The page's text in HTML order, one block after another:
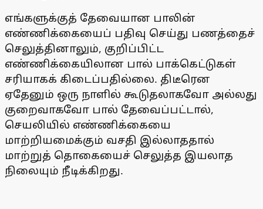
எங்களுக்குத் தேவையான பாலின்
எண்ணிக்கையைப் பதிவு செய்து பணத்தைச்
செலுத்தினாலும், குறிப்பிட்ட
எண்ணிக்கையிலான பால் பாக்கெட்டுகள்
சரியாகக் கிடைப்பதில்லை. திடீரென
ஏதேனும் ஒரு நாளில் கூடுதலாகவோ அல்லது
குறைவாகவோ பால் தேவைப்பட்டால்,
செயலியில் எண்ணிக்கையை
மாற்றியமைக்கும் வசதி இல்லாததால்
மாற்றுத் தொகையைச் செலுத்த இயலாத
நிலையும் நீடிக்கிறது.